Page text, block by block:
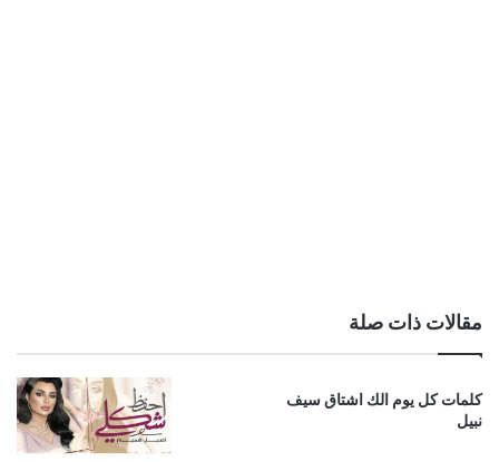
مقالات ذات صلة
كلمات كل يوم الك اشتاق سيف
نبيل